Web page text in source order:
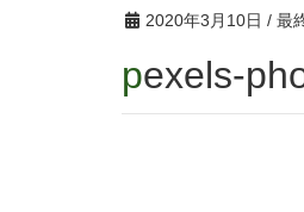
2020年3月10日 / 最
pexels-